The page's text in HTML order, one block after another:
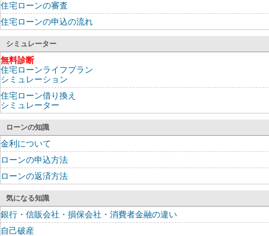
住宅ローンの審査
住宅ローンの申込の流れ
シミュレーター
無料診断
住宅ローンライフプラン
シミュレーション
住宅ローン借り換え
シミュレーター
ローンの知識
金利について
ローンの申込方法
ローンの返済方法
気になる知識
銀行・信販会社・損保会社・消費者金融の違い
自己破産